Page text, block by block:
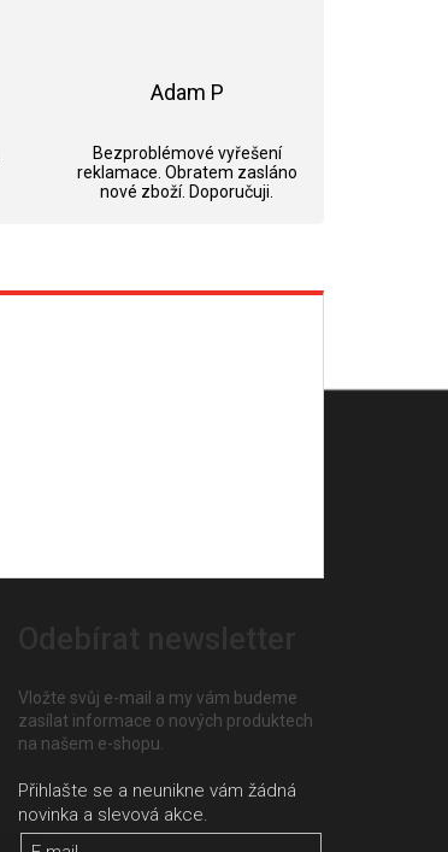
Adam P
Bezproblémové vyřešení
reklamace. Obratem zasláno
nové zboží. Doporučuji.
Vložte svůj e-mail a my vám budeme
zasílat informace o nových produktech
na našem e-shopu.